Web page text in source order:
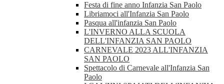
Festa di fine anno Infanzia San Paolo
Libriamoci all'Infanzia San Paolo
Pasqua all'infanzia San Paolo
L'INVERNO ALLA SCUOLA
DELL'INFANZIA SAN PAOLO
CARNEVALE 2023 ALL'INFANZIA
SAN PAOLO
Spettacolo di Carnevale all'Infanzia San
Paolo